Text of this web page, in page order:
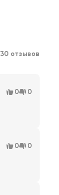
30 отзывов
0 0
0 0